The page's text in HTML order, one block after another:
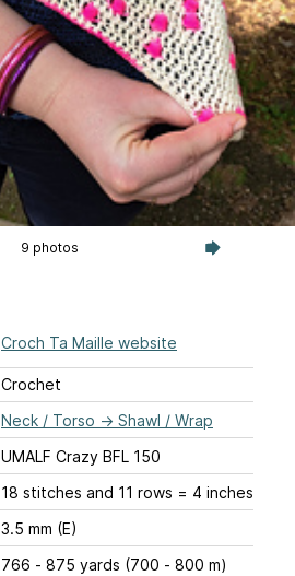
9 photos
Croch Ta Maille website
Crochet
Neck / Torso → Shawl / Wrap
UMALF Crazy BFL 150
18 stitches and 11 rows = 4 inches
3.5 mm (E)
766 - 875 yards (700 - 800 m)